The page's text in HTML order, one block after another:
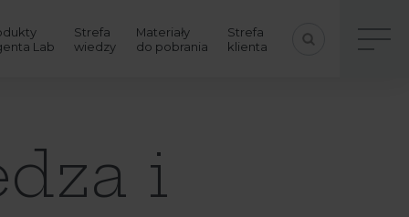
Lab
Strefa
wiedzy
Materiały
do pobrania
Strefa
klienta
i